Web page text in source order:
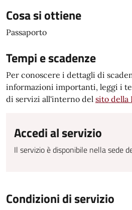
Cosa si ottiene
Passaporto
Tempi e scadenze
Per conoscere i dettagli di
informazioni importanti, leggi i
di servizi all'interno del sito della
Accedi al servizio
Il servizio è disponibile nella sede
Condizioni di servizio